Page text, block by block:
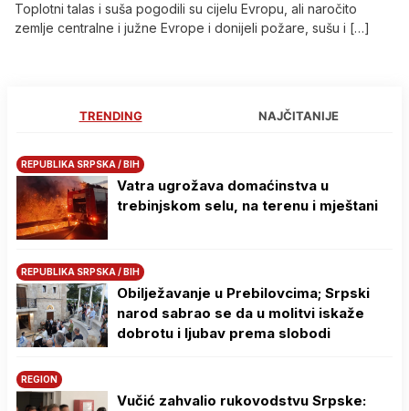
Toplotni talas i suša pogodili su cijelu Evropu, ali naročito
zemlje centralne i južne Evrope i donijeli požare, sušu i […]
TRENDING NAJČITANIJE
REPUBLIKA SRPSKA / BIH
Vatra ugrožava domaćinstva u
trebinjskom selu, na terenu i mještani
REPUBLIKA SRPSKA / BIH
Obilježavanje u Prebilovcima; Srpski
narod sabrao se da u molitvi iskaže
dobrotu i ljubav prema slobodi
REGION
Vučić zahvalio rukovodstvu Srpske: